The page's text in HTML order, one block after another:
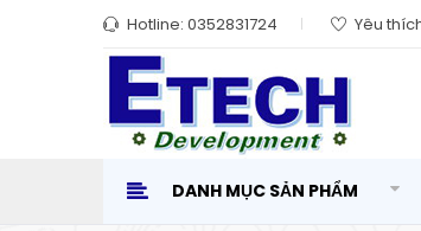
Hotline: 0352831724 Yêu
DANH MỤC SẢN PHẨM